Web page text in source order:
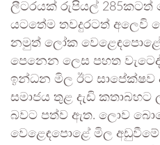
ලීටරයක් රුපියල් 285කටත්
යටතේම තවදුරටත් අලෙවි
නමුත් ලෝක
පෙනෙන ලෙස පහත
ඉන්ධන මිල ඊට
සමාජය තුළ දැඩි කතාබහට
බවට පත්ව ඇත. ලොව
වෙළෙඳපොළේ මිල අඩුවීමේ